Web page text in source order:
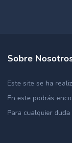
Sobre
Este site se ha
En este podrás
Para cualquier